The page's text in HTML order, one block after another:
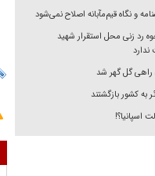
و نگاه قیم‌مآبانه اصلاح نمی‌شود
رد زنی محل استقرار شهید
راهی گل گهر شد
اسپانیا؟!